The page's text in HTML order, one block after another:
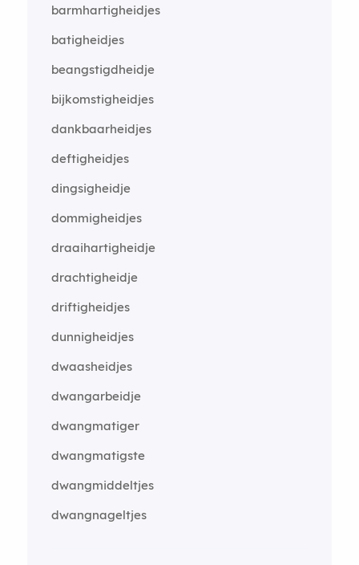
barmhartigheidjes
batigheidjes
beangstigdheidje
bijkomstigheidjes
dankbaarheidjes
deftigheidjes
dingsigheidje
dommigheidjes
draaihartigheidje
drachtigheidje
driftigheidjes
dunnigheidjes
dwaasheidjes
dwangarbeidje
dwangmatiger
dwangmatigste
dwangmiddeltjes
dwangnageltjes